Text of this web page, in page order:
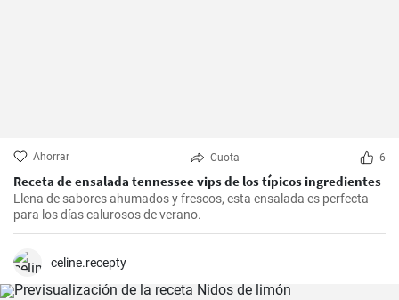
Ahorrar Cuota 6
Receta de ensalada tennessee vips de los típicos ingredientes
Llena de sabores ahumados y frescos, esta ensalada es perfecta
para los días calurosos de verano.
celine.recepty